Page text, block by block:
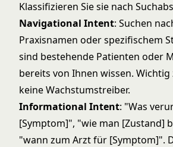
Klassifizieren Sie sie nach
Navigational Intent: Suchen
Praxisnamen oder spezifischem
sind bestehende Patienten oder
bereits von Ihnen wissen.
keine Wachstumstreiber.
Informational Intent: "Was
[Symptom]", "wie man [Zustand]
"wann zum Arzt für [Symptom]".